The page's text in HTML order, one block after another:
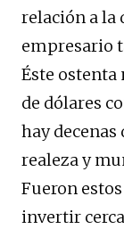
relación a la
empresario
Éste
de dólares
hay
realeza y
Fueron
invertir